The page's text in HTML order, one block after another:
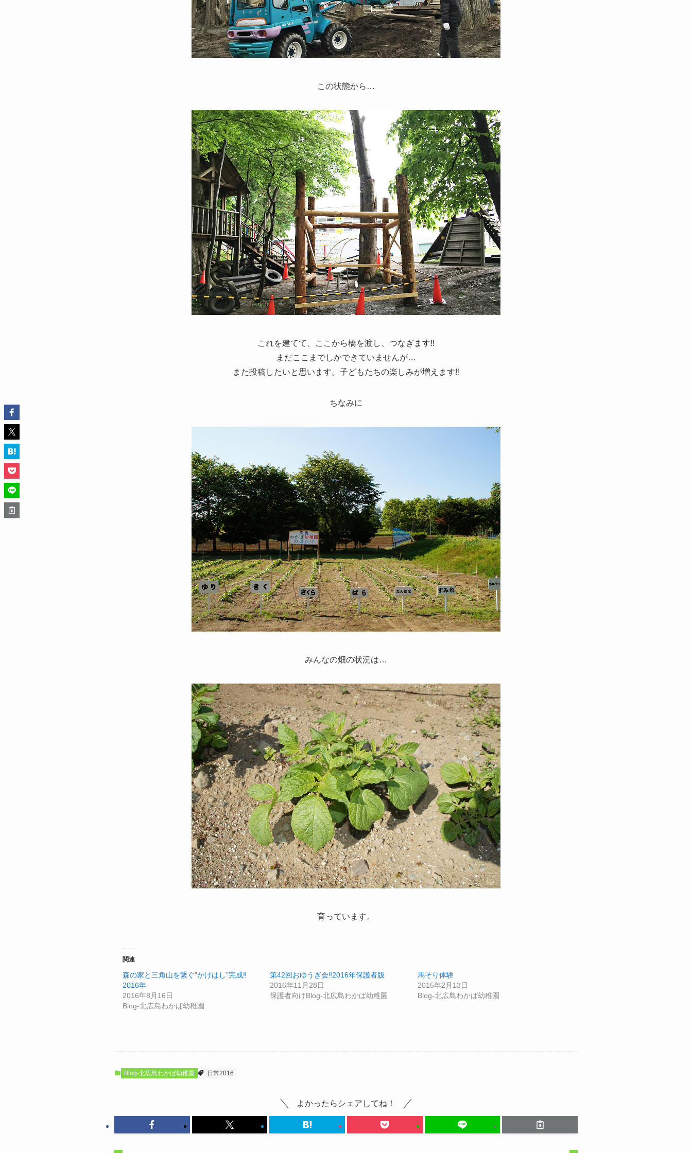
この状態から…
これを建てて、ここから橋を渡し、つなぎます‼
まだここまでしかできていませんが…
また投稿したいと思います。子どもたちの楽しみが増えます‼
ちなみに
みんなの畑の状況は…
育っています。
関連
森の家と三角山を繋ぐ”かけはし”完成‼
2016年
2016年8月16日
Blog-北広島わかば幼稚園
第42回おゆうぎ会‼2016年保護者版
2016年11月28日
保護者向けBlog-北広島わかば幼稚園
馬そり体験
2015年2月13日
Blog-北広島わかば幼稚園
Blog-北広島わかば幼稚園 日常2016
よかったらシェアしてね！